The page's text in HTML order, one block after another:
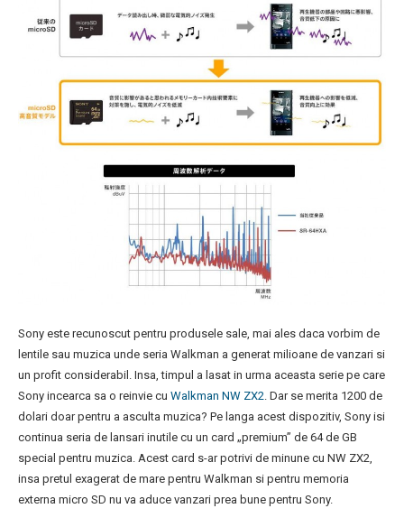
Sony este recunoscut pentru produsele sale, mai ales daca vorbim de
lentile sau muzica unde seria Walkman a generat milioane de vanzari si
un profit considerabil. Insa, timpul a lasat in urma aceasta serie pe care
Sony incearca sa o reinvie cu Walkman NW ZX2 . Dar se merita 1200 de
dolari doar pentru a asculta muzica? Pe langa acest dispozitiv, Sony isi
continua seria de lansari inutile cu un card „premium” de 64 de GB
special pentru muzica. Acest card s-ar potrivi de minune cu NW ZX2,
insa pretul exagerat de mare pentru Walkman si pentru memoria
externa micro SD nu va aduce vanzari prea bune pentru Sony.